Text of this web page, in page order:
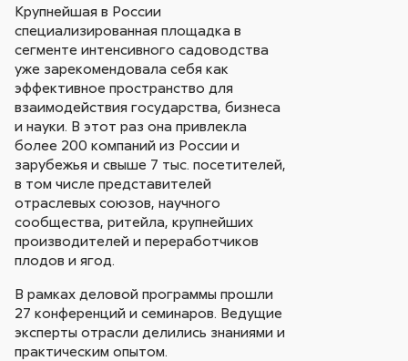
Крупнейшая в России
специализированная площадка в
сегменте интенсивного садоводства
уже зарекомендовала себя как
эффективное пространство для
взаимодействия государства, бизнеса
и науки. В этот раз она привлекла
более 200 компаний из России и
зарубежья и свыше 7 тыс. посетителей,
в том числе представителей
отраслевых союзов, научного
сообщества, ритейла, крупнейших
производителей и переработчиков
плодов и ягод.
В рамках деловой программы прошли
27 конференций и семинаров. Ведущие
эксперты отрасли делились знаниями и
практическим опытом.